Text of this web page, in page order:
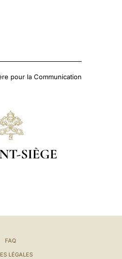
pour la Communication
SIÈGE
FAQ
LÉGALES